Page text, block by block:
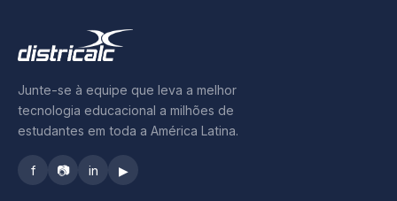
MAIS
Infraestrutura
Capacitação
Junte-se à equipe que leva a melhor
tecnologia educacional a milhões de
estudantes em toda a América Latina.
f 📷 in ▶